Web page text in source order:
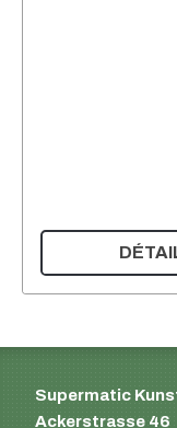
Supermatic
Ackerstrasse 46